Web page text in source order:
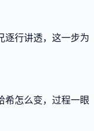
逐行讲透，这一步为
希怎么变，过程一眼